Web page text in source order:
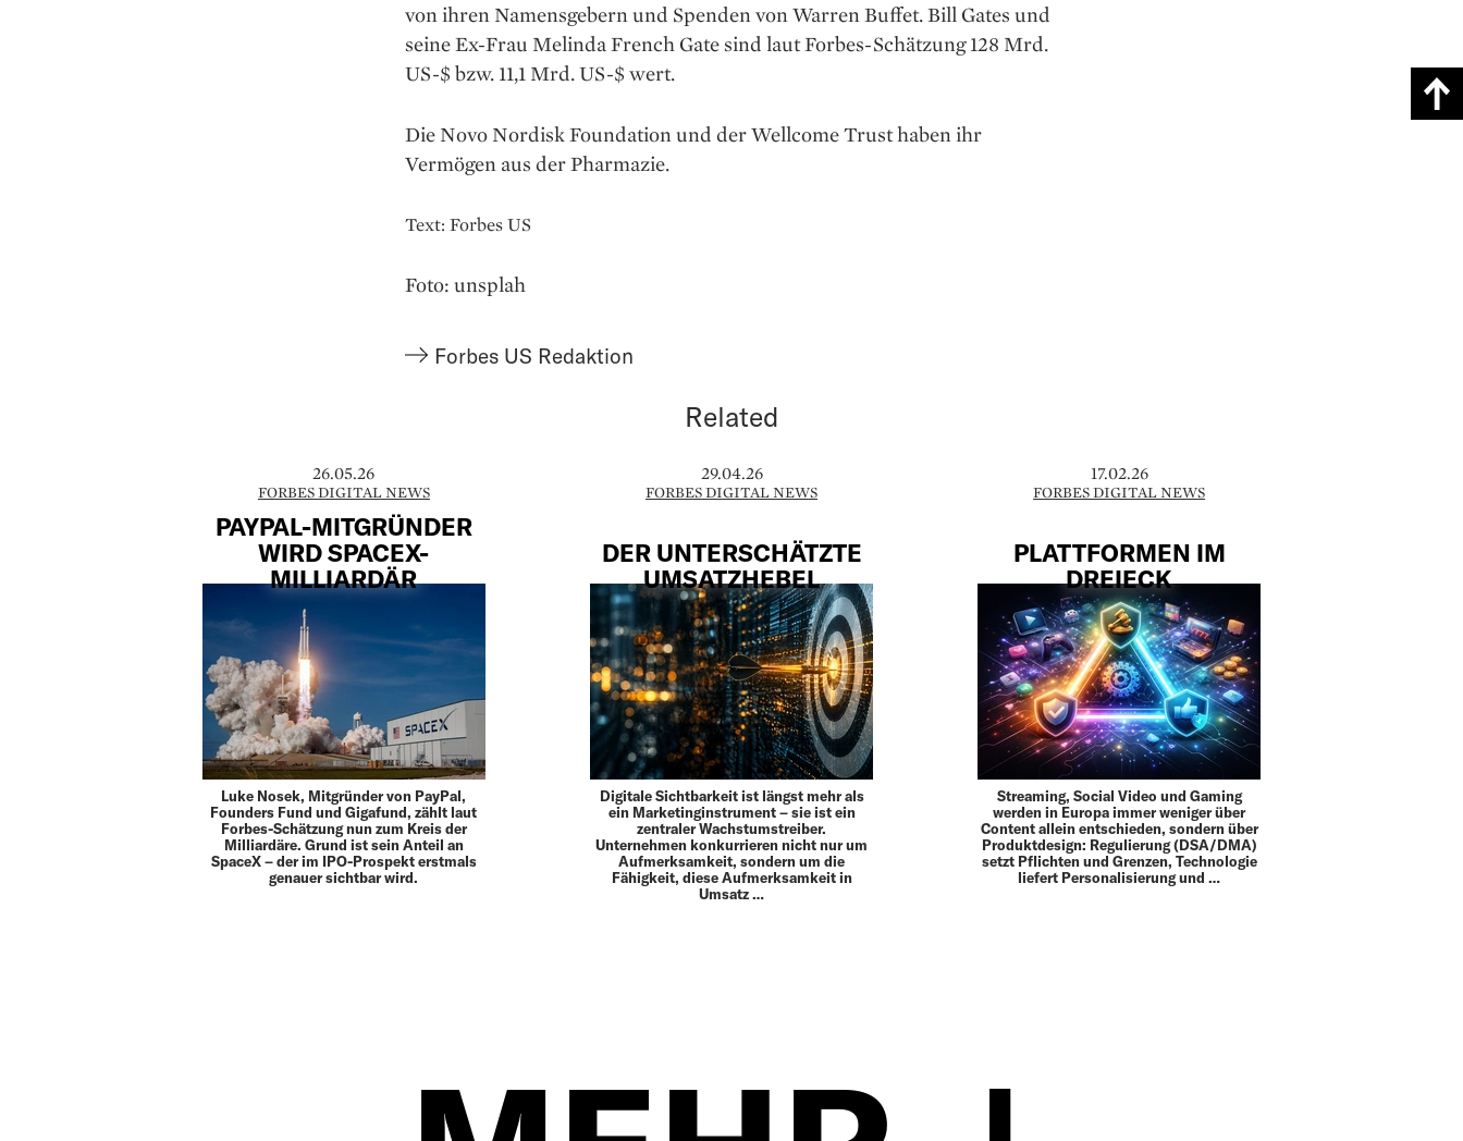
von ihren Namensgebern und Spenden von Warren Buffet. Bill Gates und
seine Ex-Frau Melinda French Gate sind laut Forbes-Schätzung 128 Mrd.
US-$ bzw. 11,1 Mrd. US-$ wert.
Die Novo Nordisk Foundation und der Wellcome Trust haben ihr
Vermögen aus der Pharmazie.
Text: Forbes US
Foto: unsplah
Forbes US Redaktion
Related
26.05.26
FORBES DIGITAL NEWS
PAYPAL-MITGRÜNDER
WIRD SPACEX-
MILLIARDÄR
Luke Nosek, Mitgründer von PayPal,
Founders Fund und Gigafund, zählt laut
Forbes-Schätzung nun zum Kreis der
Milliardäre. Grund ist sein Anteil an
SpaceX – der im IPO-Prospekt erstmals
genauer sichtbar wird.
29.04.26
FORBES DIGITAL NEWS
DER UNTERSCHÄTZTE
UMSATZHEBEL
Digitale Sichtbarkeit ist längst mehr als
ein Marketinginstrument – sie ist ein
zentraler Wachstumstreiber.
Unternehmen konkurrieren nicht nur um
Aufmerksamkeit, sondern um die
Fähigkeit, diese Aufmerksamkeit in
Umsatz …
17.02.26
FORBES DIGITAL NEWS
PLATTFORMEN IM
DREIECK
Streaming, Social Video und Gaming
werden in Europa immer weniger über
Content allein entschieden, sondern über
Produktdesign: Regulierung (DSA/DMA)
setzt Pflichten und Grenzen, Technologie
liefert Personalisierung und …